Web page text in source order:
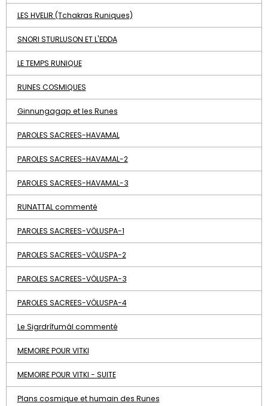
LES HVELIR (Tchakras Runiques)
SNORI STURLUSON ET L'EDDA
LE TEMPS RUNIQUE
RUNES COSMIQUES
Ginnungagap et les Runes
PAROLES SACREES-HAVAMAL
PAROLES SACREES-HAVAMAL-2
PAROLES SACREES-HAVAMAL-3
RUNATTAL commenté
PAROLES SACREES-VÖLUSPA-1
PAROLES SACREES-VÖLUSPA-2
PAROLES SACREES-VÖLUSPA-3
PAROLES SACREES-VÖLUSPA-4
Le Sigrdrífumál commenté
MEMOIRE POUR VITKI
MEMOIRE POUR VITKI - SUITE
Plans cosmique et humain des Runes